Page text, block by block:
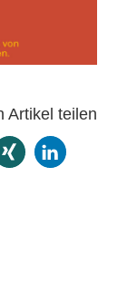
Artikel teilen